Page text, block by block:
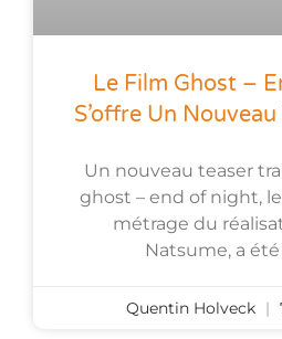
Le Film Ghost –
S’offre Un
Un nouveau teaser
ghost – end of night,
métrage du
Natsume, a
Quentin Holveck